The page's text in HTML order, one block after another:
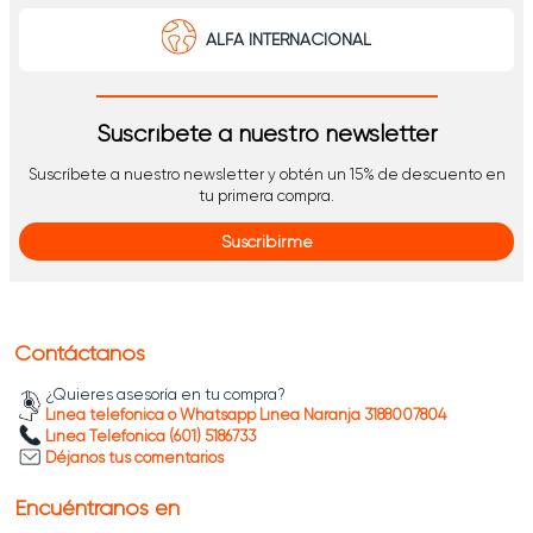
ALFA INTERNACIONAL
Suscríbete a nuestro newsletter
Suscríbete a nuestro newsletter y obtén un 15% de descuento en
tu primera compra.
Suscribirme
Contáctanos
¿Quieres asesoría en tu compra?
Línea telefónica o Whatsapp Línea Naranja 3188007804
Línea Telefónica (601) 5186733
Déjanos tus comentarios
Encuéntranos en